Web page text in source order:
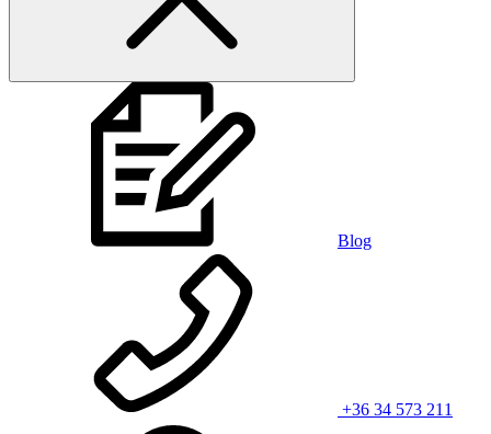
Blog
+36 34 573 211